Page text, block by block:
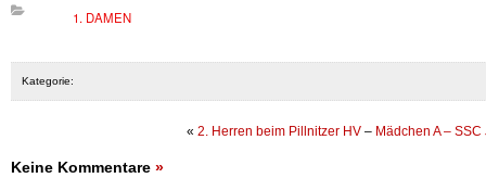
1. DAMEN
Kategorie:
« 2. Herren beim Pillnitzer HV– Mädchen A – SSC
Keine Kommentare »